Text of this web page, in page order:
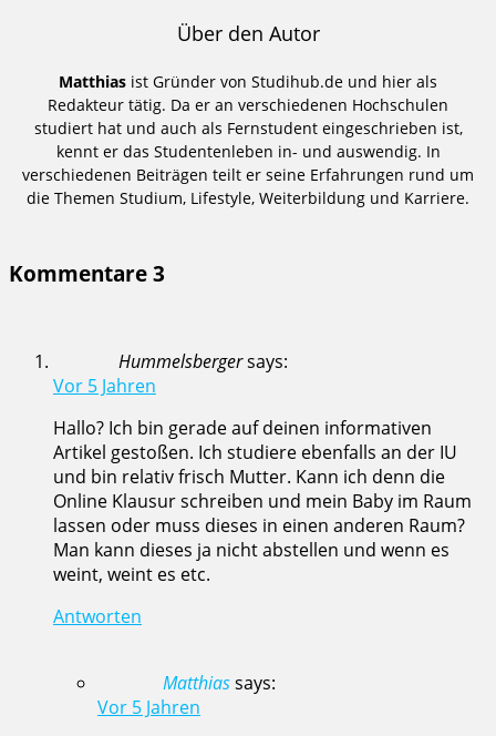
Über den Autor
Matthias ist Gründer von Studihub.de und hier als
Redakteur tätig. Da er an verschiedenen Hochschulen
studiert hat und auch als Fernstudent eingeschrieben ist,
kennt er das Studentenleben in- und auswendig. In
verschiedenen Beiträgen teilt er seine Erfahrungen rund um
die Themen Studium, Lifestyle, Weiterbildung und Karriere.
Kommentare 3
Hummelsbergersays:
Vor 5 Jahren
Hallo? Ich bin gerade auf deinen informativen
Artikel gestoßen. Ich studiere ebenfalls an der IU
und bin relativ frisch Mutter. Kann ich denn die
Online Klausur schreiben und mein Baby im Raum
lassen oder muss dieses in einen anderen Raum?
Man kann dieses ja nicht abstellen und wenn es
weint, weint es etc.
Antworten
Matthiassays:
Vor 5 Jahren